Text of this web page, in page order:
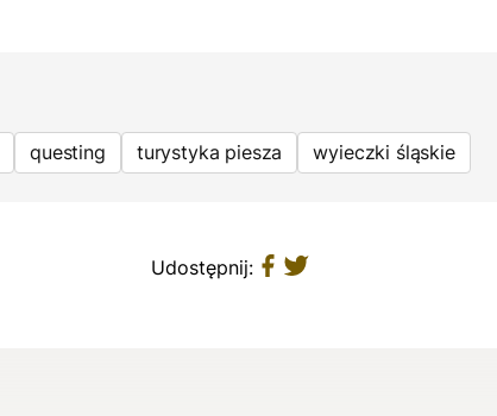
questing turystyka piesza wyieczki śląskie
Udostępnij: